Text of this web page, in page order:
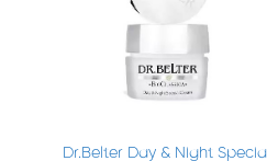
Dr.Belter Day & Night Special